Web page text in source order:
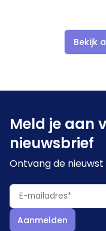
Bekijk
Meld je aan
nieuwsbrief
Ontvang de
Aanmelden